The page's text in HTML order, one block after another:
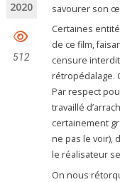
2020
512
savourer son
Certaines
de ce film,
censure
rétropédalage.
Par respect
travaillé
certainement
ne pas le voir),
le réalisateur
On nous